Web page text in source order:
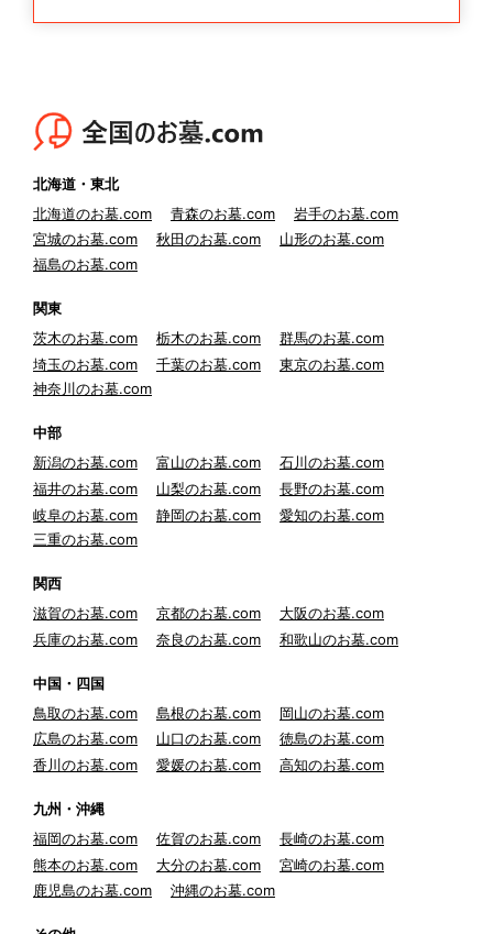
北海道・東北
北海道のお墓.com
青森のお墓.com
岩手のお墓.com
宮城のお墓.com
秋田のお墓.com
山形のお墓.com
福島のお墓.com
関東
茨木のお墓.com
栃木のお墓.com
群馬のお墓.com
埼玉のお墓.com
千葉のお墓.com
東京のお墓.com
神奈川のお墓.com
中部
新潟のお墓.com
富山のお墓.com
石川のお墓.com
福井のお墓.com
山梨のお墓.com
長野のお墓.com
岐阜のお墓.com
静岡のお墓.com
愛知のお墓.com
三重のお墓.com
関西
滋賀のお墓.com
京都のお墓.com
大阪のお墓.com
兵庫のお墓.com
奈良のお墓.com 和歌山のお墓.com
中国・四国
鳥取のお墓.com
島根のお墓.com
岡山のお墓.com
広島のお墓.com
山口のお墓.com
徳島のお墓.com
香川のお墓.com
愛媛のお墓.com 高知のお墓.com
九州・沖縄
福岡のお墓.com
佐賀のお墓.com
長崎のお墓.com
熊本のお墓.com
大分のお墓.com
宮崎のお墓.com
鹿児島のお墓.com
沖縄のお墓.com